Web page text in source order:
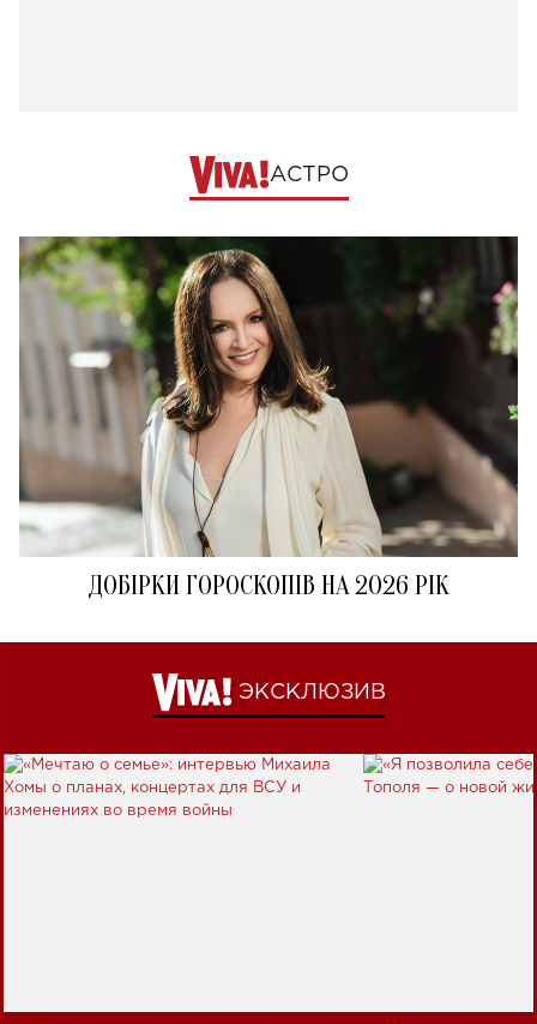
АСТРО
ДОБІРКИ ГОРОСКОПІВ НА 2026 РІК
ЭКСКЛЮЗИВ